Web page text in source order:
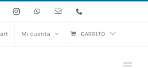
FacebookInstagramWhatsAppCorreo
Mi cuenta CARRITO